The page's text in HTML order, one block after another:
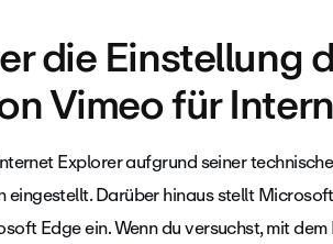
die Einstellung
Vimeo für
Explorer aufgrund seiner
eingestellt. Darüber hinaus stellt
Edge ein. Wenn du versuchst, mit